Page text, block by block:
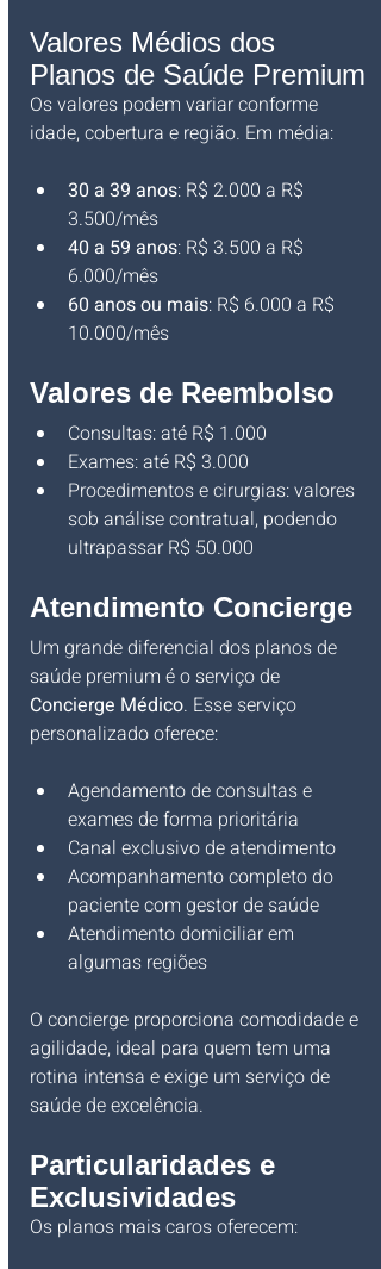
Valores Médios dos
Planos de Saúde Premium
Os valores podem variar conforme
idade, cobertura e região. Em média:
30 a 39 anos: R$ 2.000 a R$
3.500/mês
40 a 59 anos: R$ 3.500 a R$
6.000/mês
60 anos ou mais: R$ 6.000 a R$
10.000/mês
Valores de Reembolso
Consultas: até R$ 1.000
Exames: até R$ 3.000
Procedimentos e cirurgias: valores
sob análise contratual, podendo
ultrapassar R$ 50.000
Atendimento Concierge
Um grande diferencial dos planos de
saúde premium é o serviço de
Concierge Médico. Esse serviço
personalizado oferece:
Agendamento de consultas e
exames de forma prioritária
Canal exclusivo de atendimento
Acompanhamento completo do
paciente com gestor de saúde
Atendimento domiciliar em
algumas regiões
O concierge proporciona comodidade e
agilidade, ideal para quem tem uma
rotina intensa e exige um serviço de
saúde de excelência.
Particularidades e
Exclusividades
Os planos mais caros oferecem: